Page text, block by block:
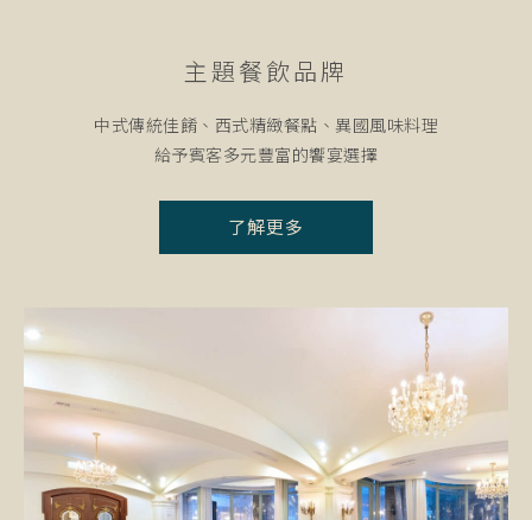
主題餐飲品牌
中式傳統佳餚、西式精緻餐點、異國風味料理
給予賓客多元豐富的饗宴選擇
了解更多